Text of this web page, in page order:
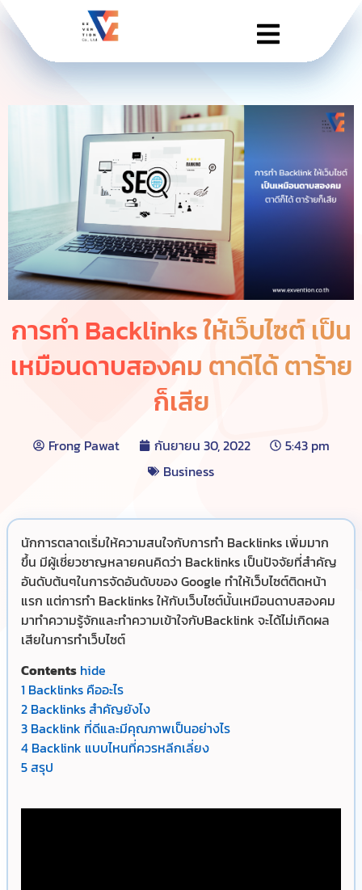
การทำ Backlinks ให้เว็บไซต์ เป็น
เหมือนดาบสองคม ตาดีได้ ตาร้าย
ก็เสีย
Frong Pawat กันยายน 30, 2022
5:43 pm
Business
นักการตลาดเริ่มให้ความสนใจกับการทำ Backlinks เพิ่มมาก
ขึ้น มีผู้เชี่ยวชาญหลายคนคิดว่า Backlinks เป็นปัจจัยที่สำคัญ
อันดับต้นๆในการจัดอันดับของ Google ทำให้เว็บไซต์ติดหน้า
แรก แต่การทำ Backlinks ให้กับเว็บไซต์นั้นเหมือนดาบสองคม
มาทำความรู้จักและทำความเข้าใจกับBacklink จะได้ไม่เกิดผล
เสียในการทำเว็บไซต์
Contents hide
1 Backlinks คืออะไร
2 Backlinks สำคัญยังไง
3 Backlink ที่ดีและมีคุณภาพเป็นอย่างไร
4 Backlink แบบไหนที่ควรหลีกเลี่ยง
5สรุป